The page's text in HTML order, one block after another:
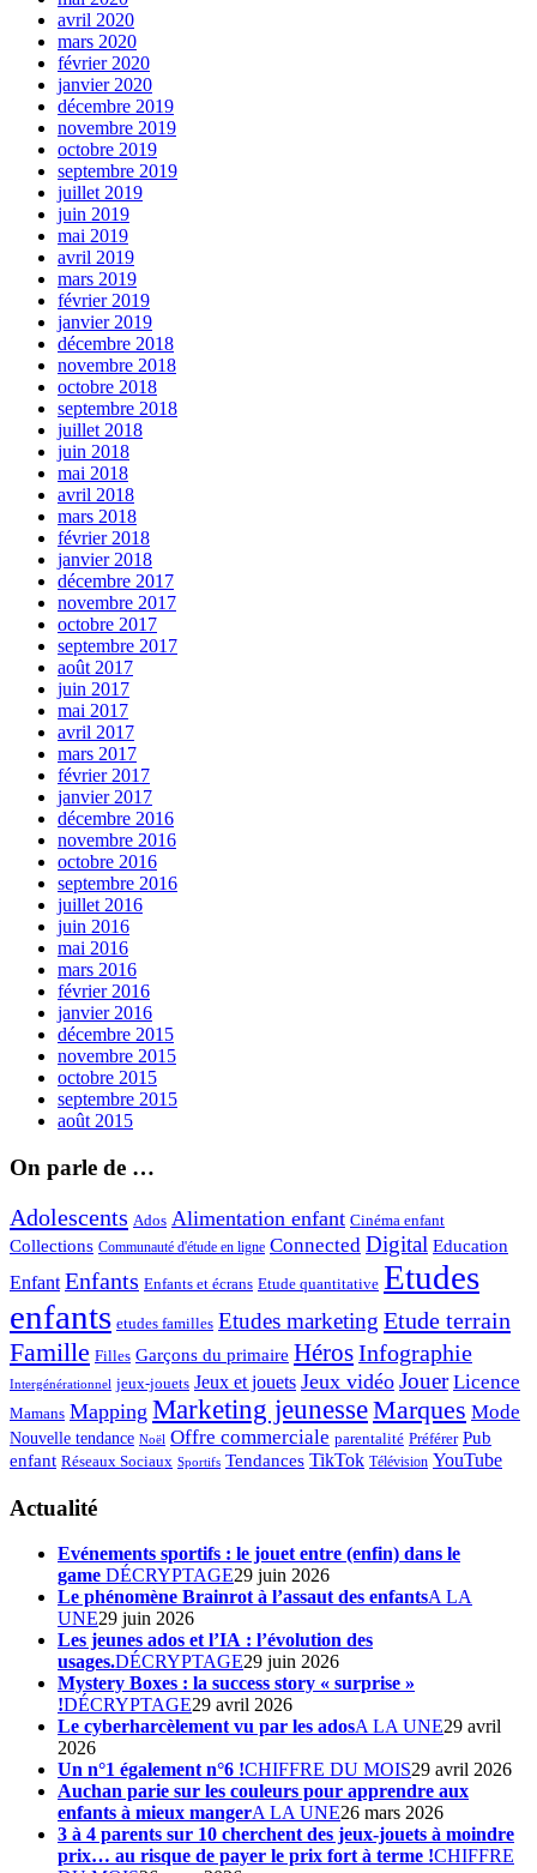
avril 2020
mars 2020
février 2020
janvier 2020
décembre 2019
novembre 2019
octobre 2019
septembre 2019
juillet 2019
juin 2019
mai 2019
avril 2019
mars 2019
février 2019
janvier 2019
décembre 2018
novembre 2018
octobre 2018
septembre 2018
juillet 2018
juin 2018
mai 2018
avril 2018
mars 2018
février 2018
janvier 2018
décembre 2017
novembre 2017
octobre 2017
septembre 2017
août 2017
juin 2017
mai 2017
avril 2017
mars 2017
février 2017
janvier 2017
décembre 2016
novembre 2016
octobre 2016
septembre 2016
juillet 2016
juin 2016
mai 2016
mars 2016
février 2016
janvier 2016
décembre 2015
novembre 2015
octobre 2015
septembre 2015
août 2015
On parle de …
Adolescents Ados Alimentation enfant Cinéma enfant
Collections Communauté d'étude en ligne Connected Digital Education
Enfant Enfants Enfants et écrans Etude quantitative Etudes
enfants etudes familles Etudes marketing Etude terrain
Famille Filles Garçons du primaire HérosInfographie
Intergénérationnel jeux-jouets Jeux et jouets Jeux vidéo Jouer Licence
Mamans Mapping Marketing jeunesseMarques Mode
Nouvelle tendance Noël Offre commerciale parentalité Préférer Pub
enfant Réseaux Sociaux Sportifs Tendances TikTok Télévision YouTube
Actualité
Evénements sportifs : le jouet entre (enfin) dans le
game DÉCRYPTAGE29 juin 2026
Le phénomène Brainrot à l’assaut des enfantsA LA
UNE29 juin 2026
Les jeunes ados et l’IA : l’évolution des
usages.DÉCRYPTAGE29 juin 2026
Mystery Boxes : la success story « surprise »
!DÉCRYPTAGE29 avril 2026
Le cyberharcèlement vu par les adosA LA UNE29 avril
2026
Un n°1 également n°6 !CHIFFRE DU MOIS29 avril 2026
Auchan parie sur les couleurs pour apprendre aux
enfants à mieux mangerA LA UNE26 mars 2026
3 à 4 parents sur 10 cherchent des jeux-jouets à moindre
prix… au risque de payer le prix fort à terme !CHIFFRE